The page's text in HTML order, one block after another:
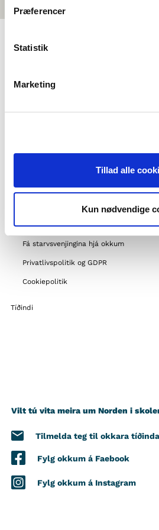
Præferencer
Statistik
Marketing
Tillad alle
Kun nødvendige
Samband við
Aðrar verkætlanir okkara
Støttemuligheder
Norðurlendskt samstarv
Fleiri norðurlendskir
Fá starvsvenjingina hjá okkum
Privatlivspolitik og GDPR
Cookiepolitik
Tíðindi
Vilt tú vita meira um Norden i
Tilmelda teg til okkara
Fylg okkum á Faebook
Fylg okkum á Instagram